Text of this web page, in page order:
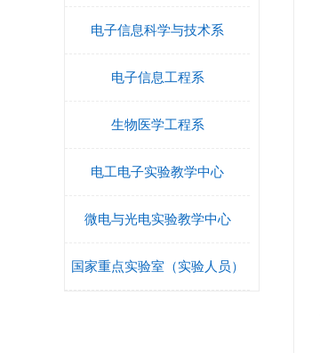
电子信息科学与技术系
电子信息工程系
生物医学工程系
电工电子实验教学中心
微电与光电实验教学中心
国家重点实验室（实验人员）